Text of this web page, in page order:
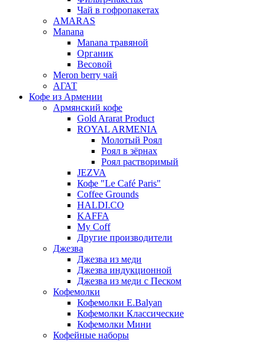
Чай в гофропакетах
AMARAS
Manana
Manana травяной
Органик
Весовой
Meron berry чай
АГАТ
Кофе из Армении
Армянский кофе
Gold Ararat Product
ROYAL ARMENIA
Молотый Роял
Роял в зёрнах
Роял растворимый
JEZVA
Кофе "Le Café Paris"
Coffee Grounds
HALDI.CO
KAFFA
My Coff
Другие производители
Джезва
Джезва из меди
Джезва индукционной
Джезва из меди с Песком
Кофемолки
Кофемолки E.Balyan
Кофемолки Классические
Кофемолки Мини
Кофейные наборы